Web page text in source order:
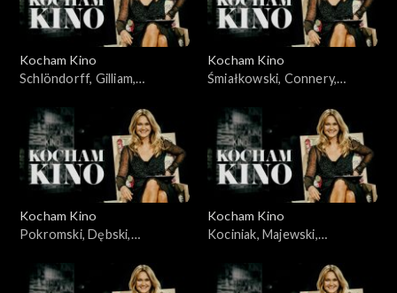
Kocham Kino
Schlöndorff, Gilliam,
Kocham Kino
Śmiałkowski, Connery,
Kocham Kino
Pokromski, Dębski,
Kocham Kino
Kociniak, Majewski,